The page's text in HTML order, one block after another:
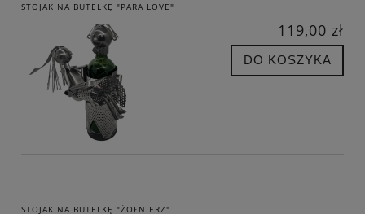
STOJAK NA BUTELKĘ "PARA LOVE"
119,00 zł
DO KOSZYKA
STOJAK NA BUTELKĘ "ŻOŁNIERZ"